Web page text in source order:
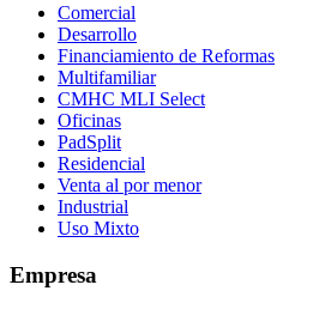
Comercial
Desarrollo
Financiamiento de Reformas
Multifamiliar
CMHC MLI Select
Oficinas
PadSplit
Residencial
Venta al por menor
Industrial
Uso Mixto
Empresa